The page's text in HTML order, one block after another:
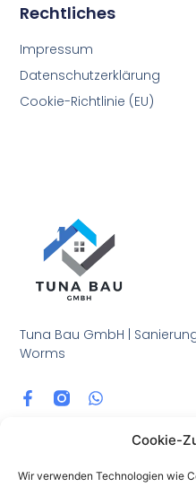
Cookie-
Wir verwenden Technologien wie
Tuna Bau GmbH |
Worms
Rechtliches
Impressum
Datenschutzerklärung
Cookie-Richtlinie (EU)